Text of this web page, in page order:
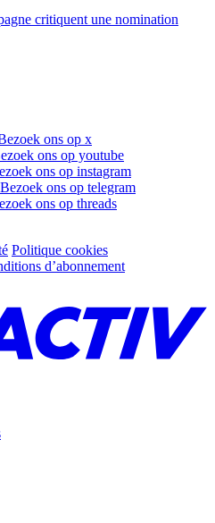
critiquent une nomination
ons op x
ons op youtube
ons op instagram
Bezoek ons op telegram
ons op threads
Politique cookies
d’abonnement